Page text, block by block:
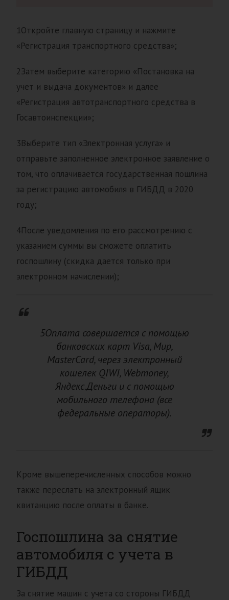
1Откройте главную страницу и нажмите
«Регистрация транспортного средства»;
2Затем выберите категорию «Постановка на
учет и выдача документов» и далее
«Регистрация автотранспортного средства в
Госавтоинспекции»;
3Выберите тип «Электронная услуга» и
отправьте заполненное электронное заявление о
том, что оплачивается государственная пошлина
за регистрацию автомобиля в ГИБДД в 2020
году;
4После уведомления по его рассмотрению с
указанием суммы вы сможете оплатить
госпошлину (скидка дается только при
электронном начислении);
5Оплата совершается с помощью
банковских карт Visa, Мир,
MasterCard, через электронный
кошелек QIWI, Webmoney,
Яндекс.Деньги и с помощью
мобильного телефона (все
федеральные операторы).
Кроме вышеперечисленных способов можно
также переслать на электронный ящик
квитанцию после оплаты в банке.
Госпошлина за снятие
автомобиля с учета в
ГИБДД
За снятие машин с учета со стороны ГИБДД